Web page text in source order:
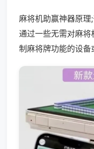
麻将机助赢神器原
通过一些无需对麻
制麻将牌功能的设备